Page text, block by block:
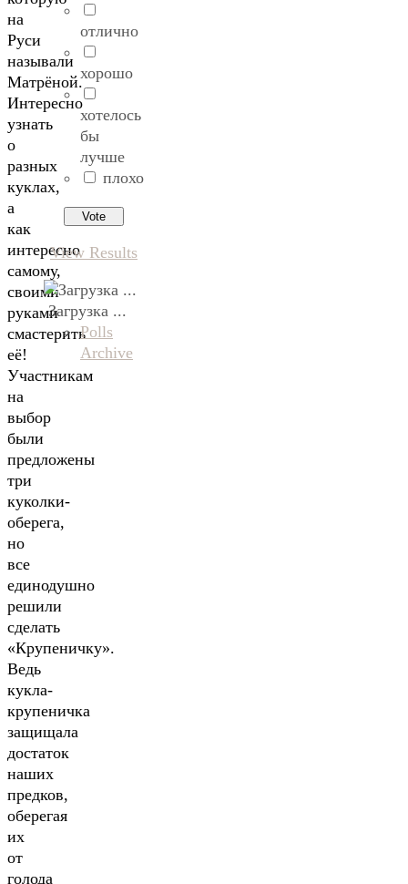
на
Руси
называли
Матрёной.
Интересно
узнать
о
разных
куклах,
а
как
интересно
самому,
своими
руками
смастерить
её!
Участникам
на
выбор
были
предложены
три
куколки-
оберега,
но
все
единодушно
решили
сделать
«Крупеничку».
Ведь
кукла-
крупеничка
защищала
достаток
наших
предков,
оберегая
их
от
голода
отлично
хорошо
хотелось
бы
лучше
плохо
View Results
Загрузка ...
Polls
Archive